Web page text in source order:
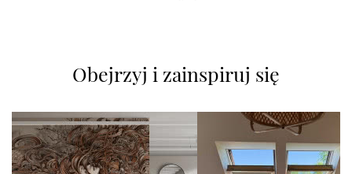
Obejrzyj i zainspiruj się